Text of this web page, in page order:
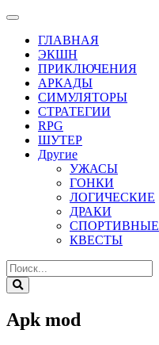
ГЛАВНАЯ
ЭКШН
ПРИКЛЮЧЕНИЯ
АРКАДЫ
СИМУЛЯТОРЫ
СТРАТЕГИИ
RPG
ШУТЕР
Другие
УЖАСЫ
ГОНКИ
ЛОГИЧЕСКИЕ
ДРАКИ
СПОРТИВНЫЕ
КВЕСТЫ
Apk mod